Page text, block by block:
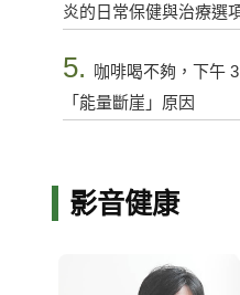
炎的日常保健與治療選
5.
咖啡喝不夠，下午
「能量斷崖」原因
影音健康